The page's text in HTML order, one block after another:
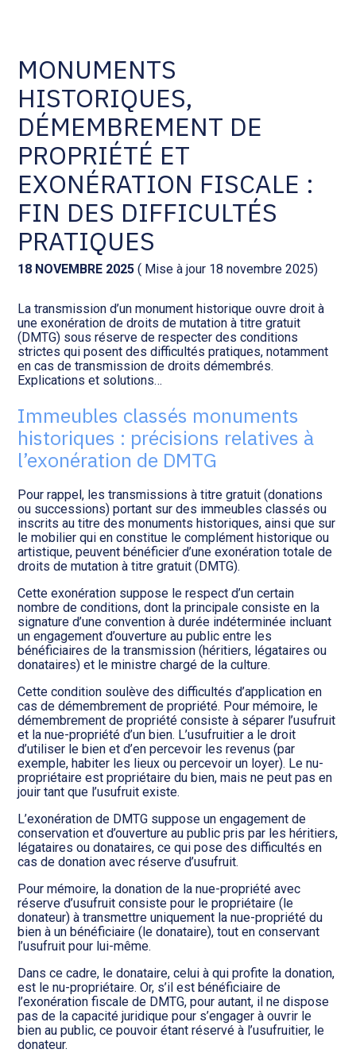
Social et ressources humaines
Assistance juridique
Pilotage d’entreprise
Audit légal
Gestion de patrimoine
Procédures collectives
Transition numérique
Tenue de votre comptabilité :
ACD
Facturation et pilotage :
EVOLIZ
Facturation et pilotage : MEG
Analyse et tableau de bord :
WAIBI
Gérer vos ressources
humaines : SILAE
MONUMENTS
HISTORIQUES,
DÉMEMBREMENT DE
PROPRIÉTÉ ET
EXONÉRATION FISCALE :
FIN DES DIFFICULTÉS
PRATIQUES
18 NOVEMBRE 2025 ( Mise à jour 18 novembre 2025)
La transmission d’un monument historique ouvre droit à
une exonération de droits de mutation à titre gratuit
(DMTG) sous réserve de respecter des conditions
strictes qui posent des difficultés pratiques, notamment
en cas de transmission de droits démembrés.
Explications et solutions…
Immeubles classés monuments
historiques : précisions relatives à
l’exonération de DMTG
Pour rappel, les transmissions à titre gratuit (donations
ou successions) portant sur des immeubles classés ou
inscrits au titre des monuments historiques, ainsi que sur
le mobilier qui en constitue le complément historique ou
artistique, peuvent bénéficier d’une exonération totale de
droits de mutation à titre gratuit (DMTG).
Cette exonération suppose le respect d’un certain
nombre de conditions, dont la principale consiste en la
signature d’une convention à durée indéterminée incluant
un engagement d’ouverture au public entre les
bénéficiaires de la transmission (héritiers, légataires ou
donataires) et le ministre chargé de la culture.
Cette condition soulève des difficultés d’application en
cas de démembrement de propriété. Pour mémoire, le
démembrement de propriété consiste à séparer l’usufruit
et la nue-propriété d’un bien. L’usufruitier a le droit
d’utiliser le bien et d’en percevoir les revenus (par
exemple, habiter les lieux ou percevoir un loyer). Le nu-
propriétaire est propriétaire du bien, mais ne peut pas en
jouir tant que l’usufruit existe.
L’exonération de DMTG suppose un engagement de
conservation et d’ouverture au public pris par les héritiers,
légataires ou donataires, ce qui pose des difficultés en
cas de donation avec réserve d’usufruit.
Pour mémoire, la donation de la nue-propriété avec
réserve d’usufruit consiste pour le propriétaire (le
donateur) à transmettre uniquement la nue-propriété du
bien à un bénéficiaire (le donataire), tout en conservant
l’usufruit pour lui-même.
Dans ce cadre, le donataire, celui à qui profite la donation,
est le nu-propriétaire. Or, s’il est bénéficiaire de
l’exonération fiscale de DMTG, pour autant, il ne dispose
pas de la capacité juridique pour s’engager à ouvrir le
bien au public, ce pouvoir étant réservé à l’usufruitier, le
donateur.